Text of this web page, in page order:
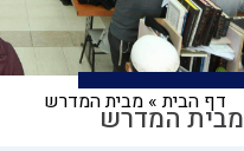
דף הבית» מבית המדרשמבית המדרש